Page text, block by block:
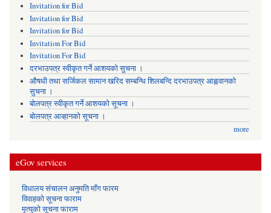
Invitation for Bid
Invitation for Bid
Invitation for Bid
Invitation For Bid
Invitation For Bid
दरभाउपत्र स्वीकृत गर्ने आशयको सुचना ।
औषधी तथा सर्जिकल सामान खरिद सम्बन्धि शिलबन्दि दरभाउपत्र आह्ववानको
सुचना ।
बोलपत्र स्वीकृत गर्ने आशयको सूचना ।
बोलपत्र आव्हानको सूचना ।
more
eGov services
विधालय संचालन अनुमति माँग फारम
विवाहको सूचना फाराम
मृत्युको सूचना फाराम